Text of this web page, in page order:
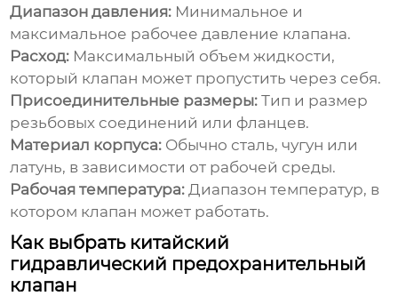
Диапазон давления: Минимальное и
максимальное рабочее давление клапана.
Расход: Максимальный объем жидкости,
который клапан может пропустить через себя.
Присоединительные размеры: Тип и размер
резьбовых соединений или фланцев.
Материал корпуса: Обычно сталь, чугун или
латунь, в зависимости от рабочей среды.
Рабочая температура: Диапазон температур, в
котором клапан может работать.
Как выбрать китайский
гидравлический предохранительный
клапан